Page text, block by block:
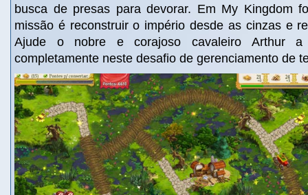
busca de presas para devorar. Em My Kingdom
missão é reconstruir o império desde as cinzas e
Ajude o nobre e corajoso cavaleiro Arthur
completamente neste desafio de gerenciamento de